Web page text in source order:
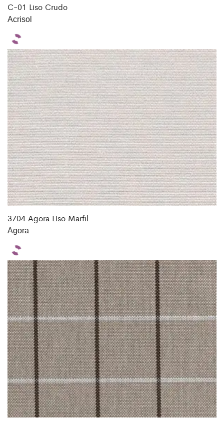
C-01 Liso Crudo
Acrisol
3704 Agora Liso Marfil
Agora